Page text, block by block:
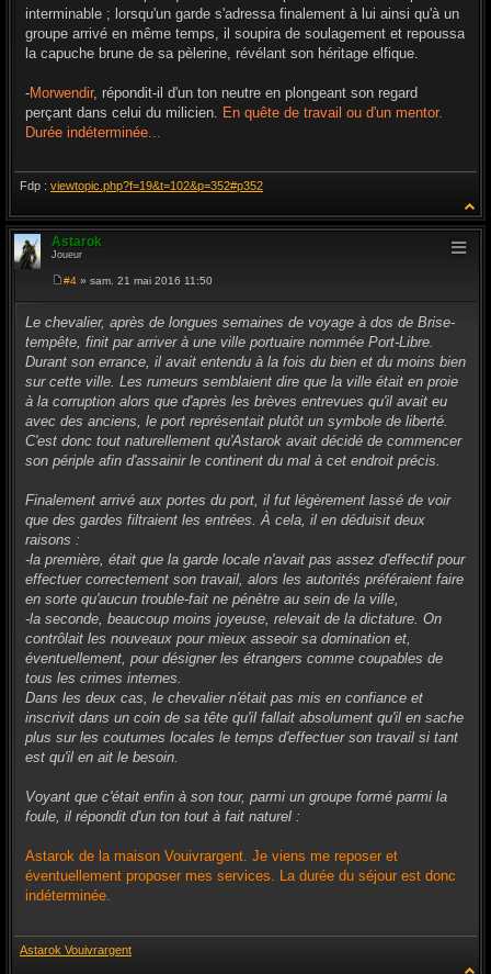
interminable ; lorsqu'un garde s'adressa finalement à lui ainsi qu'à un
groupe arrivé en même temps, il soupira de soulagement et repoussa
la capuche brune de sa pèlerine, révélant son héritage elfique.
-Morwendir, répondit-il d'un ton neutre en plongeant son regard
perçant dans celui du milicien. En quête de travail ou d'un mentor.
Durée indéterminée...
Fdp : viewtopic.php?f=19&t=102&p=352#p352
Astarok
Joueur
s
a
g
e
#4» sam. 21 mai 2016 11:50
Le chevalier, après de longues semaines de voyage à dos de Brise-
tempête, finit par arriver à une ville portuaire nommée Port-Libre.
Durant son errance, il avait entendu à la fois du bien et du moins bien
sur cette ville. Les rumeurs semblaient dire que la ville était en proie
à la corruption alors que d'après les brèves entrevues qu'il avait eu
avec des anciens, le port représentait plutôt un symbole de liberté.
C'est donc tout naturellement qu'Astarok avait décidé de commencer
son périple afin d'assainir le continent du mal à cet endroit précis.
Finalement arrivé aux portes du port, il fut légèrement lassé de voir
que des gardes filtraient les entrées. À cela, il en déduisit deux
raisons :
-la première, était que la garde locale n'avait pas assez d'effectif pour
effectuer correctement son travail, alors les autorités préféraient faire
en sorte qu'aucun trouble-fait ne pénètre au sein de la ville,
-la seconde, beaucoup moins joyeuse, relevait de la dictature. On
contrôlait les nouveaux pour mieux asseoir sa domination et,
éventuellement, pour désigner les étrangers comme coupables de
tous les crimes internes.
Dans les deux cas, le chevalier n'était pas mis en confiance et
inscrivit dans un coin de sa tête qu'il fallait absolument qu'il en sache
plus sur les coutumes locales le temps d'effectuer son travail si tant
est qu'il en ait le besoin.
Voyant que c'était enfin à son tour, parmi un groupe formé parmi la
foule, il répondit d'un ton tout à fait naturel :
Astarok de la maison Vouivrargent. Je viens me reposer et
éventuellement proposer mes services. La durée du séjour est donc
indéterminée.
Astarok Vouivrargent